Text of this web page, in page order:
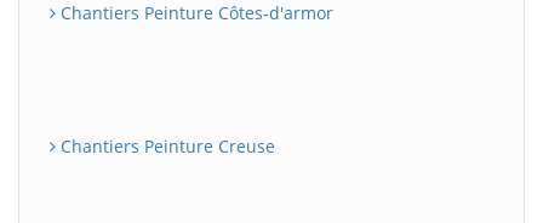
Chantiers Peinture Côtes-d'armor
Chantiers Peinture Creuse